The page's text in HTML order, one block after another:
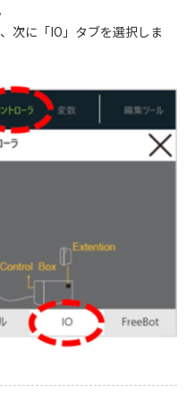
次に「IO」タブを選択しま